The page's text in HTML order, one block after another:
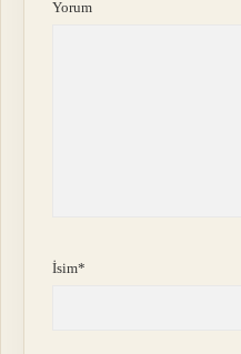
Yorum
İsim*